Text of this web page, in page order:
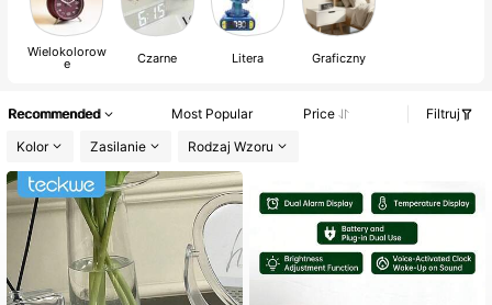
Wielokolorow
e Czarne Litera Graficzny
Recommended Most Popular Price
Filtruj
Kolor
Zasilanie Rodzaj Wzoru